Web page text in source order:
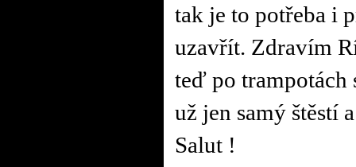
tak je to potřeba i
uzavřít. Zdravím
teď po trampotách
už jen samý štěstí
Salut !